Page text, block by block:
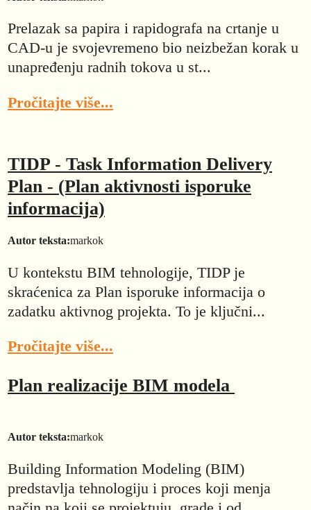
Prelazak sa papira i rapidografa na crtanje u
CAD-u je svojevremeno bio neizbežan korak u
unapređenju radnih tokova u st...
Pročitajte više...
TIDP - Task Information Delivery
Plan - (Plan aktivnosti isporuke
informacija)
Autor teksta:markok
U kontekstu BIM tehnologije, TIDP je
skraćenica za Plan isporuke informacija o
zadatku aktivnog projekta. To je ključni...
Pročitajte više...
Plan realizacije BIM modela
Autor teksta:markok
Building Information Modeling (BIM)
predstavlja tehnologiju i proces koji menja